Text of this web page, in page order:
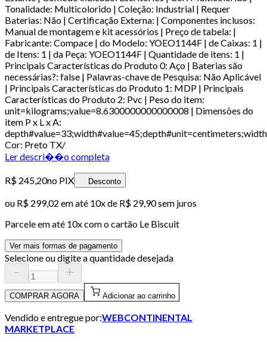
Tonalidade: Multicolorido | Coleção: Industrial | Requer
Baterias: Não | Certificação Externa: | Componentes inclusos:
Manual de montagem e kit acessórios | Preço de tabela: |
Fabricante: Compace | do Modelo: YOEO1144F | de Caixas: 1 |
de Itens: 1 | da Peça: YOEO1144F | Quantidade de itens: 1 |
Principais Características do Produto 0: Aço | Baterias são
necessárias?: false | Palavras-chave de Pesquisa: Não Aplicável
| Principais Características do Produto 1: MDP | Principais
Características do Produto 2: Pvc | Peso do item:
unit=kilograms;value=8.6300000000000008 | Dimensões do
item P x L x A:
Cor: Preto TX/
Ler descri��o completa
R$ 245,20no PIX Desconto
ou R$ 299,02 em até 10x de R$ 29,90 sem juros
Parcele em até 10x com o cartão Le Biscuit
Ver mais formas de pagamento
Selecione ou digite a quantidade desejada
COMPRAR AGORA Adicionar ao carrinho
Vendido e entregue por:WEBCONTINENTAL
MARKETPLACE